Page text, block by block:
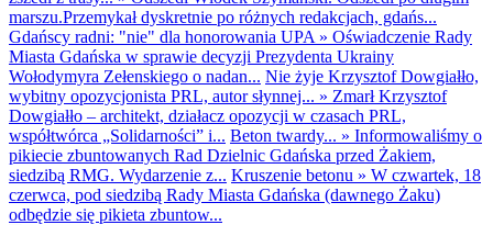
marszu.Przemykał dyskretnie po różnych redakcjach, gdańs...
Gdańscy radni: "nie" dla honorowania UPA » Oświadczenie Rady
Miasta Gdańska w sprawie decyzji Prezydenta Ukrainy
Wołodymyra Zełenskiego o nadan... Nie żyje Krzysztof Dowgiałło,
wybitny opozycjonista PRL, autor słynnej... » Zmarł Krzysztof
Dowgiałło – architekt, działacz opozycji w czasach PRL,
współtwórca „Solidarności” i... Beton twardy... » Informowaliśmy o
pikiecie zbuntowanych Rad Dzielnic Gdańska przed Żakiem,
siedzibą RMG. Wydarzenie z... Kruszenie betonu » W czwartek, 18
czerwca, pod siedzibą Rady Miasta Gdańska (dawnego Żaku)
odbędzie się pikieta zbuntow...